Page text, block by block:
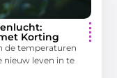
Korting
de temperaturen
nieuw leven in te